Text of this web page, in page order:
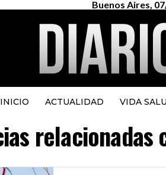
Buenos Aires,
INICIO ACTUALIDAD VIDA